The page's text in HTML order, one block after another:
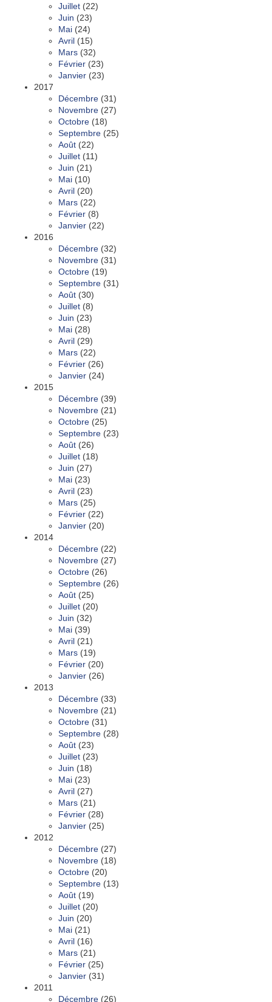
Juillet (22)
Juin (23)
Mai (24)
Avril (15)
Mars (32)
Février (23)
Janvier (23)
2017
Décembre (31)
Novembre (27)
Octobre (18)
Septembre (25)
Août (22)
Juillet (11)
Juin (21)
Mai (10)
Avril (20)
Mars (22)
Février (8)
Janvier (22)
2016
Décembre (32)
Novembre (31)
Octobre (19)
Septembre (31)
Août (30)
Juillet (8)
Juin (23)
Mai (28)
Avril (29)
Mars (22)
Février (26)
Janvier (24)
2015
Décembre (39)
Novembre (21)
Octobre (25)
Septembre (23)
Août (26)
Juillet (18)
Juin (27)
Mai (23)
Avril (23)
Mars (25)
Février (22)
Janvier (20)
2014
Décembre (22)
Novembre (27)
Octobre (26)
Septembre (26)
Août (25)
Juillet (20)
Juin (32)
Mai (39)
Avril (21)
Mars (19)
Février (20)
Janvier (26)
2013
Décembre (33)
Novembre (21)
Octobre (31)
Septembre (28)
Août (23)
Juillet (23)
Juin (18)
Mai (23)
Avril (27)
Mars (21)
Février (28)
Janvier (25)
2012
Décembre (27)
Novembre (18)
Octobre (20)
Septembre (13)
Août (19)
Juillet (20)
Juin (20)
Mai (21)
Avril (16)
Mars (21)
Février (25)
Janvier (31)
2011
Décembre (26)